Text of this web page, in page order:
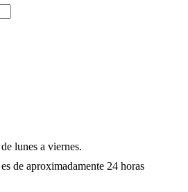
lunes a viernes.
de aproximadamente 24 horas